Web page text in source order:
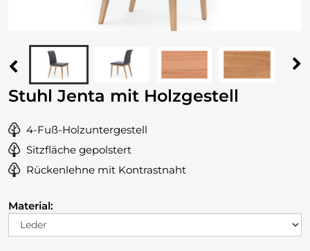
Stuhl Jenta mit Holzgestell
4-Fuß-Holzuntergestell
Sitzfläche gepolstert
Rückenlehne mit Kontrastnaht
Material: